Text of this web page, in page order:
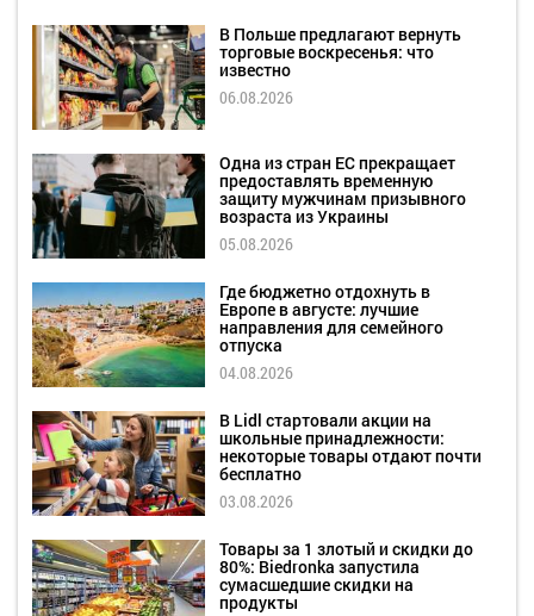
В Польше предлагают вернуть
торговые воскресенья: что
известно
06.08.2026
Одна из стран ЕС прекращает
предоставлять временную
защиту мужчинам призывного
возраста из Украины
05.08.2026
Где бюджетно отдохнуть в
Европе в августе: лучшие
направления для семейного
отпуска
04.08.2026
В Lidl стартовали акции на
школьные принадлежности:
некоторые товары отдают почти
бесплатно
03.08.2026
Товары за 1 злотый и скидки до
80%: Biedronka запустила
сумасшедшие скидки на
продукты